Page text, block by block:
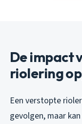
De impact
riolering
Een verstopte
gevolgen, maar